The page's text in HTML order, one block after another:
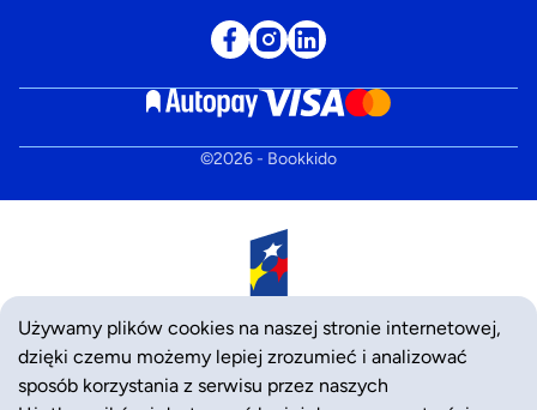
©2026- Bookkido
Używamy plików cookies na naszej stronie internetowej,
dzięki czemu możemy lepiej zrozumieć i analizować
sposób korzystania z serwisu przez naszych